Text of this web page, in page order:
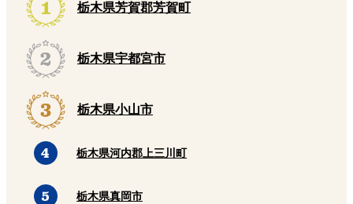
栃木県芳賀郡芳賀町
栃木県宇都宮市
栃木県小山市
栃木県河内郡上三川町
栃木県真岡市